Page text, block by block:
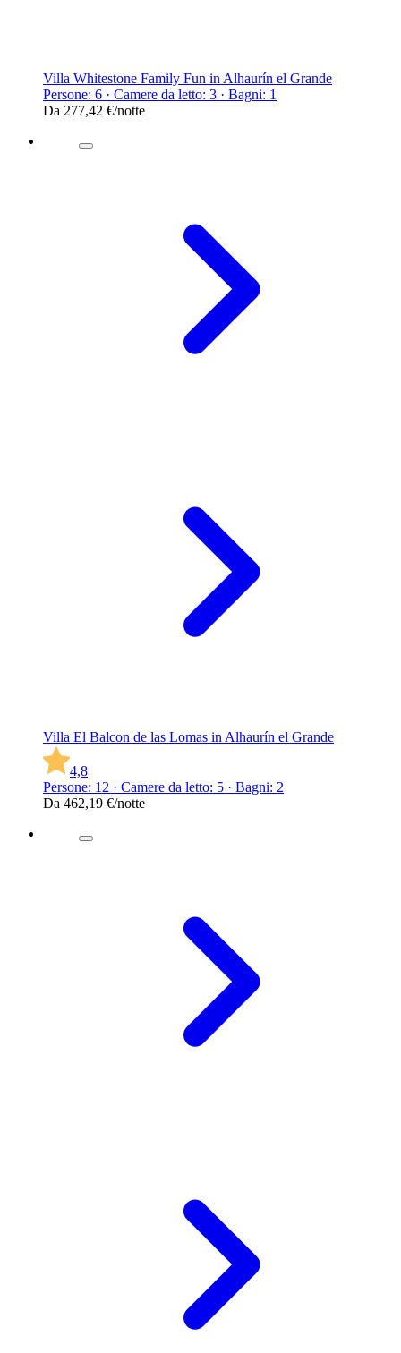
Villa Whitestone Family Fun in Alhaurín el Grande
Persone: 6 · Camere da letto: 3 · Bagni: 1
Da 277,42 €/notte
Villa El Balcon de las Lomas in Alhaurín el Grande
4,8
Persone: 12 · Camere da letto: 5 · Bagni: 2
Da 462,19 €/notte